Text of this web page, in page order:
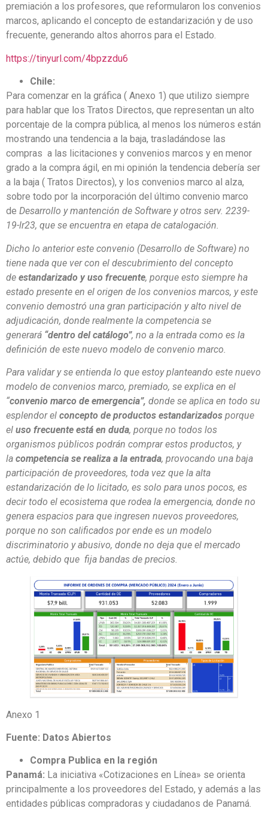
premiación a los profesores, que reformularon los convenios
marcos, aplicando el concepto de estandarización y de uso
frecuente, generando altos ahorros para el Estado.
https://tinyurl.com/4bpzzdu6
Chile:
Para comenzar en la gráfica ( Anexo 1) que utilizo siempre
para hablar que los Tratos Directos, que representan un alto
porcentaje de la compra pública, al menos los números están
mostrando una tendencia a la baja, trasladándose las
compras a las licitaciones y convenios marcos y en menor
grado a la compra ágil, en mi opinión la tendencia debería ser
a la baja ( Tratos Directos), y los convenios marco al alza,
sobre todo por la incorporación del último convenio marco
de Desarrollo y mantención de Software y otros serv. 2239-
19-lr23, que se encuentra en etapa de catalogación.
Dicho lo anterior este convenio (Desarrollo de Software) no
tiene nada que ver con el descubrimiento del concepto
de estandarizado y uso frecuente, porque esto siempre ha
estado presente en el origen de los convenios marcos, y este
convenio demostró una gran participación y alto nivel de
adjudicación, donde realmente la competencia se
generará “dentro del catálogo”, no a la entrada como es la
definición de este nuevo modelo de convenio marco.
Para validar y se entienda lo que estoy planteando este nuevo
modelo de convenios marco, premiado, se explica en el
“convenio marco de emergencia”, donde se aplica en todo su
esplendor el concepto de productos estandarizados porque
el uso frecuente está en duda, porque no todos los
organismos públicos podrán comprar estos productos, y
la competencia se realiza a la entrada, provocando una baja
participación de proveedores, toda vez que la alta
estandarización de lo licitado, es solo para unos pocos, es
decir todo el ecosistema que rodea la emergencia, donde no
genera espacios para que ingresen nuevos proveedores,
porque no son calificados por ende es un modelo
discriminatorio y abusivo, donde no deja que el mercado
actúe, debido que fija bandas de precios.
Anexo 1
Fuente: Datos Abiertos
Compra Publica en la región
Panamá: La iniciativa «Cotizaciones en Línea» se orienta
principalmente a los proveedores del Estado, y además a las
entidades públicas compradoras y ciudadanos de Panamá.